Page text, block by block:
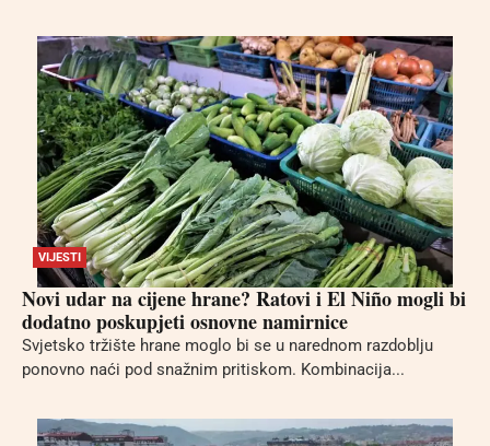
VIJESTI
Novi udar na cijene hrane? Ratovi i El Niño mogli bi
dodatno poskupjeti osnovne namirnice
Svjetsko tržište hrane moglo bi se u narednom razdoblju
ponovno naći pod snažnim pritiskom. Kombinacija...